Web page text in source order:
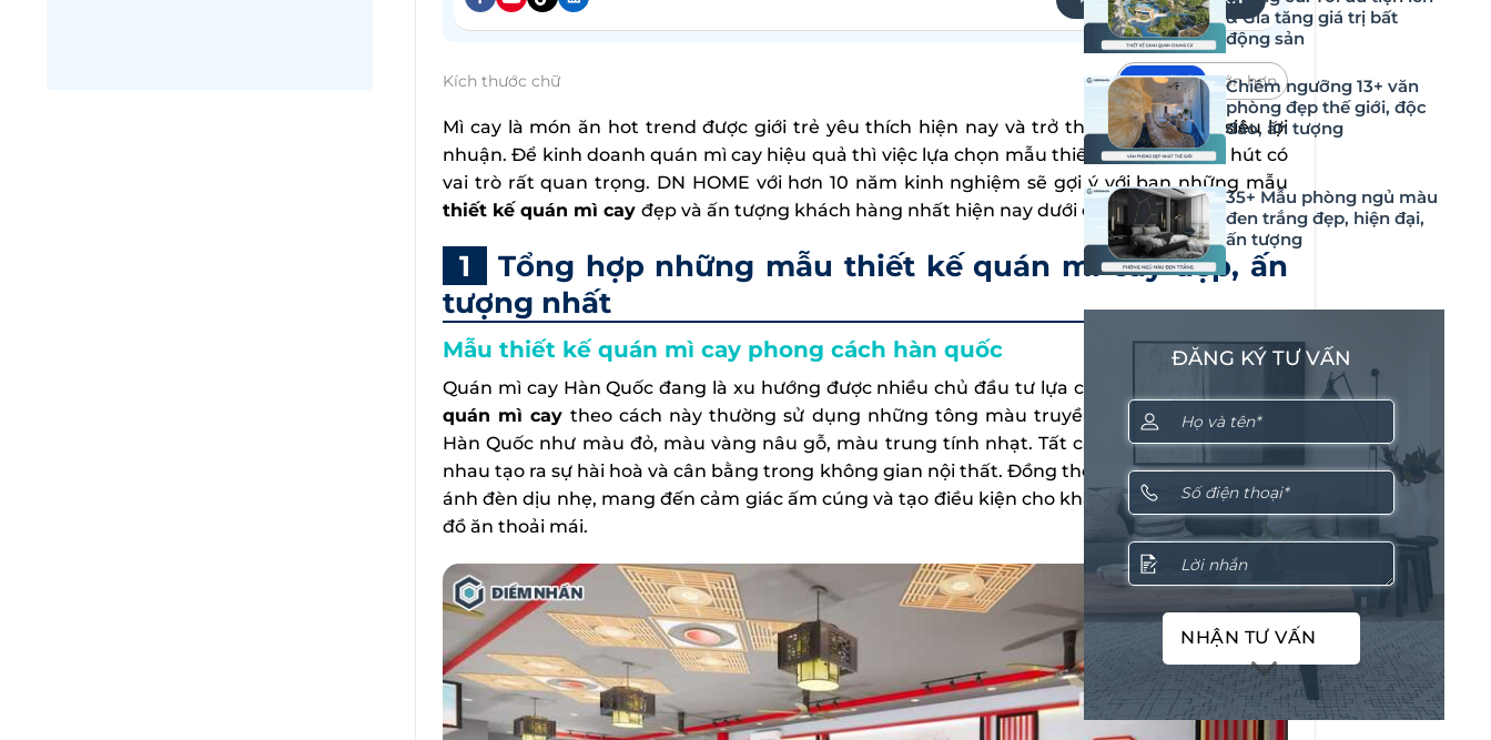
Kích thước chữ Mặc định Lớn hơn
Mì cay là món ăn hot trend được giới trẻ yêu thích hiện nay và trở thành mặt hàng siêu lợi
nhuận. Để kinh doanh quán mì cay hiệu quả thì việc lựa chọn mẫu thiết kế đẹp và thu hút có
vai trò rất quan trọng. DN HOME với hơn 10 năm kinh nghiệm sẽ gợi ý với bạn những mẫu
thiết kế quán mì cay đẹp và ấn tượng khách hàng nhất hiện nay dưới đây.
Tổng hợp những mẫu thiết kế quán mì cay đẹp, ấn
tượng nhất
Mẫu thiết kế quán mì cay phong cách hàn quốc
Quán mì cay Hàn Quốc đang là xu hướng được nhiều chủ đầu tư lựa chọn hiện nay.
quán mì cay theo cách này thường sử dụng những tông màu truyền thống của đất nước
Hàn Quốc như màu đỏ, màu vàng nâu gỗ, màu trung tính nhạt. Tất cả được phối trộn cùng
nhau tạo ra sự hài hoà và cân bằng trong không gian nội thất. Đồng thời kết hợp cùng những
ánh đèn dịu nhẹ, mang đến cảm giác ấm cúng và tạo điều kiện cho khách hàng thưởng thức
đồ ăn thoải mái.
& Gia tăng giá trị bất
động sản
Chiêm ngưỡng 13+ văn
phòng đẹp thế giới, độc
đáo, ấn tượng
35+ Mẫu phòng ngủ màu
đen trắng đẹp, hiện đại,
ấn tượng
ĐĂNG KÝ TƯ VẤN
NHẬN TƯ VẤN